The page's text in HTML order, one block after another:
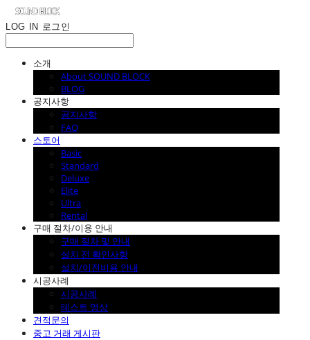
LOG IN 로그인
소개
About SOUND BLOCK
BLOG
공지사항
공지사항
FAQ
스토어
Basic
Standard
Deluxe
Elite
Ultra
Rental
구매 절차/이용 안내
구매 절차 및 안내
설치 전 확인사항
설치/이전비용 안내
시공사례
시공사례
테스트 영상
견적문의
중고 거래 게시판